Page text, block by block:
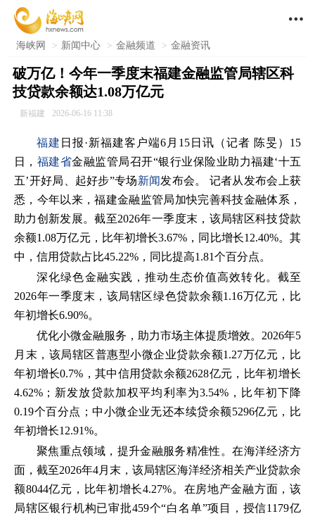

海峡网 > 新闻中心 > 金融频道 > 金融资讯
破万亿！今年一季度末福建金融监管局辖区科
技贷款余额达1.08万亿元
新福建 2026-06-16 11:38
福建 日报·新福建客户端6月15日讯（记者 陈旻）15
日， 福建省金融监管局召开“银行业保险业助力福建‘十五
五’开好局、起好步”专场新闻发布会。 记者从发布会上获
悉，今年以来，福建金融监管局加快完善科技金融体系，
助力创新发展。截至2026年一季度末，该局辖区科技贷款
余额1.08万亿元，比年初增长3.67%，同比增长12.40%。其
中，信用贷款占比45.22%，同比提高1.81个百分点。
深化绿色金融实践，推动生态价值高效转化。截至
2026年一季度末，该局辖区绿色贷款余额1.16万亿元，比
年初增长6.90%。
优化小微金融服务，助力市场主体提质增效。2026年5
月末，该局辖区普惠型小微企业贷款余额1.27万亿元，比
年初增长0.7%，其中信用贷款余额2628亿元，比年初增长
4.62%；新发放贷款加权平均利率为3.54%，比年初下降
0.19个百分点；中小微企业无还本续贷余额5296亿元，比
年初增长12.91%。
聚焦重点领域，提升金融服务精准性。在海洋经济方
面，截至2026年4月末，该局辖区海洋经济相关产业贷款余
额8044亿元，比年初增长4.27%。在房地产金融方面，该
局辖区银行机构已审批459个“白名单”项目，授信1179亿